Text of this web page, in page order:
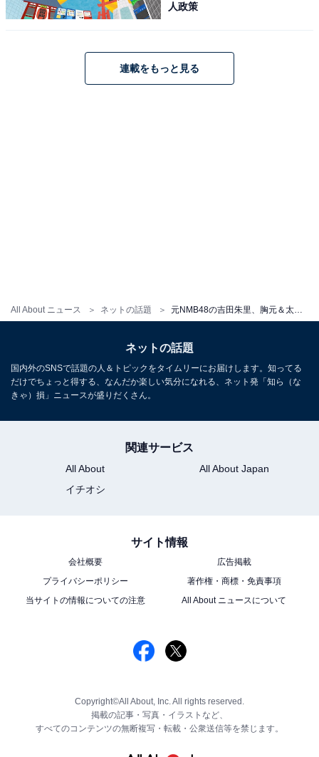
All About ニュース ネットの話題
人政策
連載をもっと見る
ネットの話題
国内外のSNSで話題の人＆トピックをタイムリーにお届けします。知ってる
だけでちょっと得する、なんだか楽しい気分になれる、ネット発「知ら（な
きゃ）損」ニュースが盛りだくさん。
関連サービス
All About
All About Japan
イチオシ
サイト情報
会社概要
広告掲載
プライバシーポリシー
著作権・商標・免責事項
当サイトの情報についての注意
All About ニュースについて
Copyright©All About, Inc. All rights reserved.
掲載の記事・写真・イラストなど、
すべてのコンテンツの無断複写・転載・公衆送信等を禁じます。